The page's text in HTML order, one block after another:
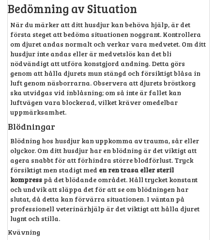
Bedömning av Situation
När du märker att ditt husdjur kan behöva hjälp, är det
första steget att bedöma situationen noggrant. Kontrollera
om djuret andas normalt och verkar vara medvetet. Om ditt
husdjur inte andas eller är medvetslös kan det bli
nödvändigt att utföra konstgjord andning. Detta görs
genom att hålla djurets mun stängd och försiktigt blåsa in
luft genom näsborrarna. Observera att djurets bröstkorg
ska utvidgas vid inblåsning; om så inte är fallet kan
luftvägen vara blockerad, vilket kräver omedelbar
uppmärksamhet.
Blödningar
Blödning hos husdjur kan uppkomma av trauma, sår eller
olyckor. Om ditt husdjur har en blödning är det viktigt att
agera snabbt för att förhindra större blodförlust. Tryck
försiktigt men stadigt med en ren trasa eller steril
kompress på det blödande området. Håll trycket konstant
och undvik att släppa det för att se om blödningen har
slutat, då detta kan förvärra situationen. I väntan på
professionell veterinärhjälp är det viktigt att hålla djuret
lugnt och stilla.
Kvävning